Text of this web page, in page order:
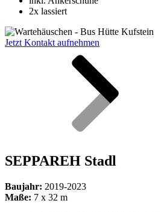
2x lassiert
Jetzt Kontakt aufnehmen
SEPPAREH Stadl
Baujahr: 2019-2023
Maße: 7 x 32 m